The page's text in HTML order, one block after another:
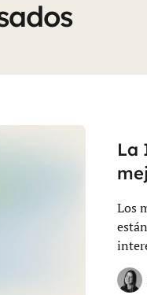
La
Los